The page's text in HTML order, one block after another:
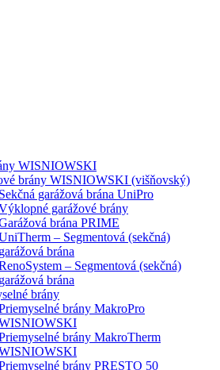
WISNIOWSKI
brány WISNIOWSKI (višňovský)
Sekčná garážová brána UniPro
garážové brány
brána PRIME
– Segmentová (sekčná)
garážová brána
– Segmentová (sekčná)
garážová brána
brány
brány MakroPro
brány MakroTherm
brány PRESTO 50